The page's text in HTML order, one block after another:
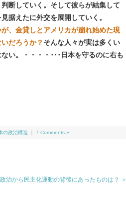
断していく。そして彼らが結集して
据えたに外交を展開していく。
、金貸しとアメリカが崩れ始めた現
だろうか？ そんな人々が実は多くい
い。・・・・･･･日本を守るのに右も
の政治構造 7 Comments »
治から民主化運動の背後にあったものは？ ＞